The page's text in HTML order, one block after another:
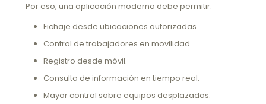
Por eso, una aplicación moderna debe permitir:
Fichaje desde ubicaciones autorizadas.
Control de trabajadores en movilidad.
Registro desde móvil.
Consulta de información en tiempo real.
Mayor control sobre equipos desplazados.